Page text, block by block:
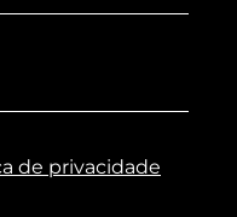
de privacidade